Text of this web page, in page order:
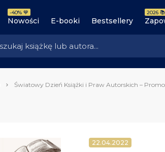
Nowości
-40% 💙
E-booki Bestsellery
2026 📚
Światowy Dzień Książki i Praw Autorskich –
22.04.2022